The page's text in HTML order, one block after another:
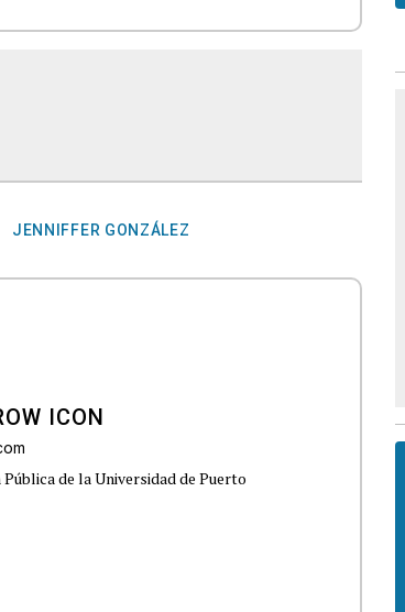
JENNIFFER GONZÁLEZ
Pública de la Universidad de Puerto